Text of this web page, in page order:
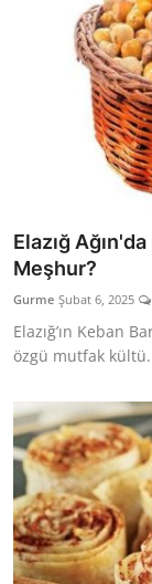
Elazığ
Meşhur?
Gurme Şubat 6, 2025
Elazığ’ın Keban
özgü mutfak